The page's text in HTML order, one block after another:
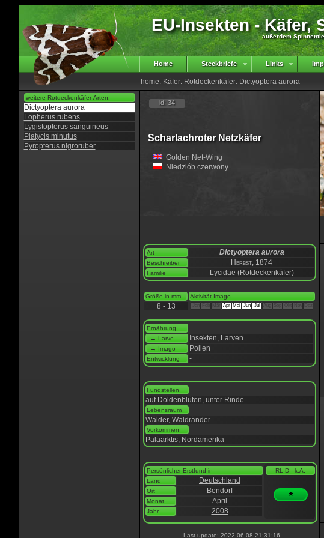
EU-Insekten - Käfer,
außerdem
Home Steckbriefe Links
home: Käfer: Rotdeckenkäfer: Dictyoptera aurora
weitere Rotdeckenkäfer-Arten:
Dictyoptera aurora
Lopherus rubens
Lygistopterus sanguineus
Platycis minutus
Pyropterus nigroruber
id: 34
Scharlachroter Netzkäfer
Golden Net-Wing
Niedziób czerwony
Art Dictyoptera aurora
Beschreiber Herbst, 1874
Familie Lycidae (Rotdeckenkäfer)
Größe in mm Aktivität Imago
8 - 13 Apr Mai Jun Jul Aug
Ernährung
→ Larve
Insekten, Larven
→ Imago Pollen
Entwicklung -
Fundstellen
auf Doldenblüten, unter Rinde
Lebensraum
Wälder, Waldränder
Vorkommen
Paläarktis, Nordamerika
Persönlicher Erstfund in
Land
Deutschland
Ort Bendorf
Monat April
Jahr 2008
RL D - k.A.
*
Last update: 2022-06-08 21:31:16